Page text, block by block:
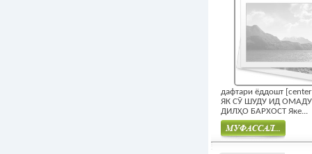
дафтари ёддошт
ЯК СӮ ШУДУ ИД ОМАДУ
ДИЛҲО БАРХОСТ Яке...